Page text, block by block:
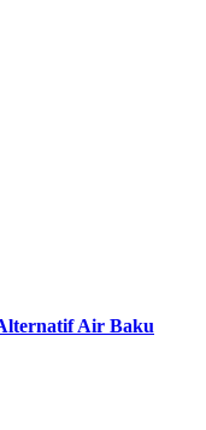
Air Baku